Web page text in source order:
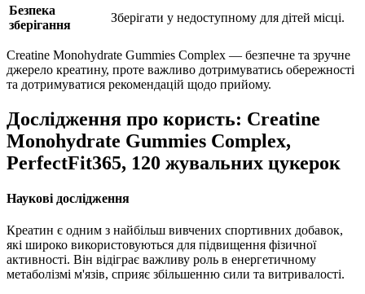
Безпека
зберігання
Зберігати у недоступному для дітей місці.
Creatine Monohydrate Gummies Complex — безпечне та зручне
джерело креатину, проте важливо дотримуватись обережності
та дотримуватися рекомендацій щодо прийому.
Дослідження про користь: Creatine
Monohydrate Gummies Complex,
PerfectFit365, 120 жувальних цукерок
Наукові дослідження
Креатин є одним з найбільш вивчених спортивних добавок,
які широко використовуються для підвищення фізичної
активності. Він відіграє важливу роль в енергетичному
метаболізмі м'язів, сприяє збільшенню сили та витривалості.